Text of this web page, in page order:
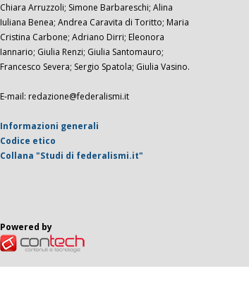
Chiara Arruzzoli; Simone Barbareschi; Alina
Iuliana Benea; Andrea Caravita di Toritto; Maria
Cristina Carbone; Adriano Dirri; Eleonora
Iannario; Giulia Renzi; Giulia Santomauro;
Francesco Severa; Sergio Spatola; Giulia Vasino.
E-mail: redazione@federalismi.it
Informazioni generali
Codice etico
Collana "Studi di federalismi.it"
Powered by